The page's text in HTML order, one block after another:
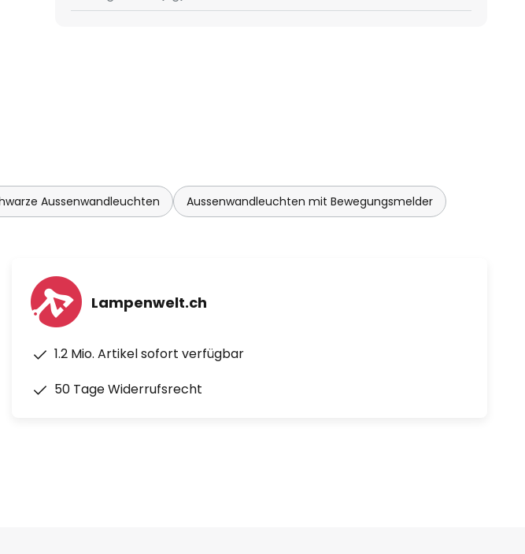
Aussenwandleuchten Aussenwandleuchten mit Bewegungsmelder
Lampenwelt.ch
1.2 Mio. Artikel sofort verfügbar
50 Tage Widerrufsrecht